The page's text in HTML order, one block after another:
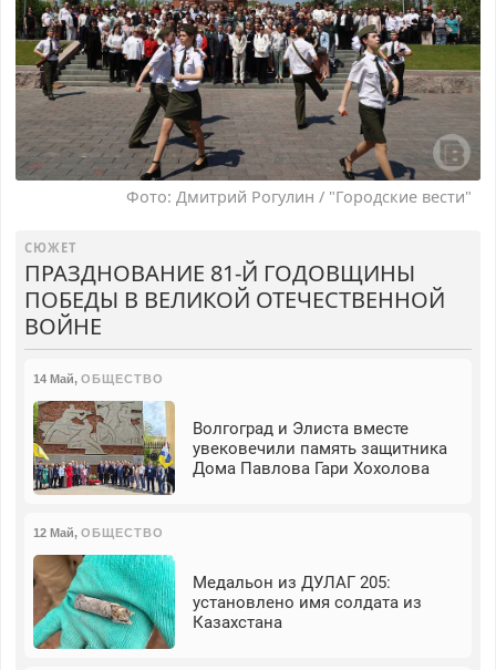
Фото: Дмитрий Рогулин / "Городские вести"
СЮЖЕТ
ПРАЗДНОВАНИЕ 81-Й ГОДОВЩИНЫ
ПОБЕДЫ В ВЕЛИКОЙ ОТЕЧЕСТВЕННОЙ
ВОЙНЕ
14 Май, ОБЩЕСТВО
Волгоград и Элиста вместе
увековечили память защитника
Дома Павлова Гари Хохолова
12 Май, ОБЩЕСТВО
Медальон из ДУЛАГ 205:
установлено имя солдата из
Казахстана